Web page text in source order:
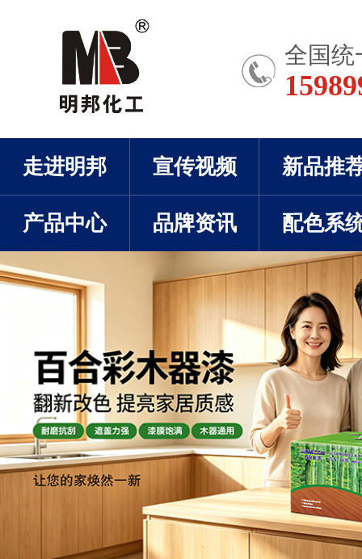
全国统
走进明邦 宣传视频 新品推
产品中心 品牌资讯 配色系